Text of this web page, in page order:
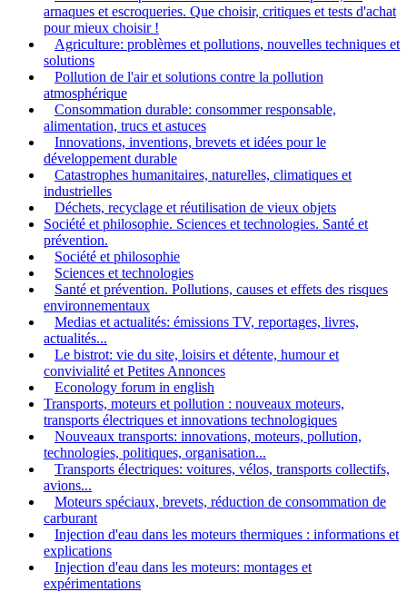
arnaques et escroqueries. Que choisir, critiques et tests d'achat
pour mieux choisir !
Agriculture: problèmes et pollutions, nouvelles techniques et
solutions
Pollution de l'air et solutions contre la pollution
atmosphérique
Consommation durable: consommer responsable,
alimentation, trucs et astuces
Innovations, inventions, brevets et idées pour le
développement durable
Catastrophes humanitaires, naturelles, climatiques et
industrielles
Déchets, recyclage et réutilisation de vieux objets
Société et philosophie. Sciences et technologies. Santé et
prévention.
Société et philosophie
Sciences et technologies
Santé et prévention. Pollutions, causes et effets des risques
environnementaux
Medias et actualités: émissions TV, reportages, livres,
actualités...
Le bistrot: vie du site, loisirs et détente, humour et
convivialité et Petites Annonces
Econology forum in english
Transports, moteurs et pollution : nouveaux moteurs,
transports électriques et innovations technologiques
Nouveaux transports: innovations, moteurs, pollution,
technologies, politiques, organisation...
Transports électriques: voitures, vélos, transports collectifs,
avions...
Moteurs spéciaux, brevets, réduction de consommation de
carburant
Injection d'eau dans les moteurs thermiques : informations et
explications
Injection d'eau dans les moteurs: montages et
expérimentations